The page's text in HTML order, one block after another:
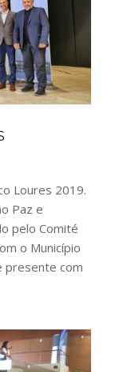
Loures 2019.
Paz e
pelo Comité
o Município
presente com